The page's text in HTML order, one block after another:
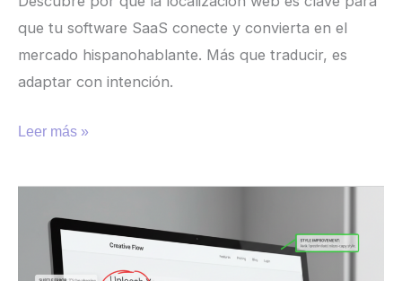
que tu software SaaS conecte y convierta en el
mercado hispanohablante. Más que traducir, es
adaptar con intención.
Leer más »
hacer